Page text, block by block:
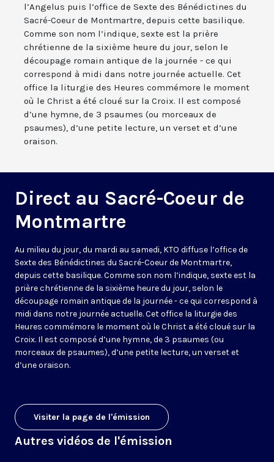
l’Angelus puis l’office de Sexte des Bénédictines du
Sacré-Coeur de Montmartre, depuis cette basilique.
Comme son nom l’indique, sexte est la prière
chrétienne de la sixième heure du jour, selon le
découpage romain antique de la journée - ce qui
correspond à midi dans notre journée actuelle. Cet
office la liturgie des Heures commémore le moment
où le Christ a été cloué sur la Croix. Il est composé
d’une hymne, de 3 psaumes (ou morceaux de
psaumes), d’une petite lecture, un verset et d’une
oraison.
Direct au Sacré-Coeur de
Montmartre
Au milieu du jour, du mardi au samedi, KTO diffuse l’office de
Sexte des Bénédictines du Sacré-Coeur de Montmartre,
depuis cette basilique. Comme son nom l’indique, sexte est la
prière chrétienne de la sixième heure du jour, selon le
découpage romain antique de la journée - ce qui correspond à
midi dans notre journée actuelle. Cet office la liturgie des
Heures commémore le moment où le Christ a été cloué sur la
Croix. Il est composé d’une hymne, de 3 psaumes (ou
morceaux de psaumes), d’une petite lecture, un verset et
d’une oraison.
Visiter la page de l'émission
Autres vidéos de l'émission